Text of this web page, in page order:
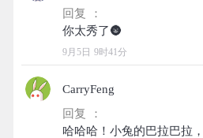
回复 ：
9月5日 9时41分
CarryFeng
回复 ：
哈哈哈！小兔的巴拉巴拉